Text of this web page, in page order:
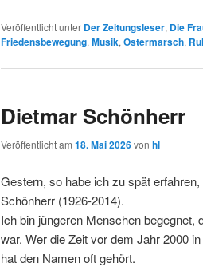
Veröffentlicht unter Der Zeitungsleser, Die
Friedensbewegung, Musik, Ostermarsch,
Dietmar Schönherr
Veröffentlicht am 18. Mai 2026von hl
Gestern, so habe ich zu spät
Schönherr (1926-2014).
Ich bin jüngeren Menschen
war. Wer die Zeit vor dem Jahr 2000
hat den Namen oft gehört.